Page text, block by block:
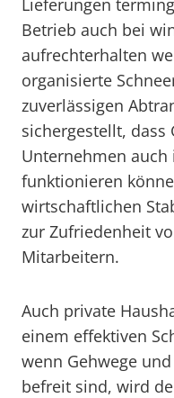
Lieferungen
Betrieb auch bei
aufrechterhalten
organisierte
zuverlässigen
sichergestellt, dass
Unternehmen
funktionieren
wirtschaftlichen
zur Zufriedenheit
Mitarbeitern.
Auch private
einem effektiven
wenn Gehwege
befreit sind, wird